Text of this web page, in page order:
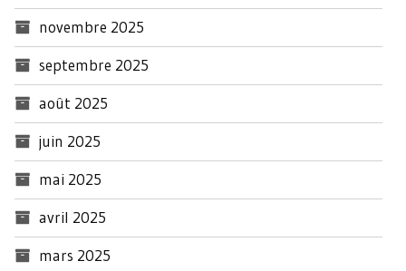
novembre 2025
septembre 2025
août 2025
juin 2025
mai 2025
avril 2025
mars 2025